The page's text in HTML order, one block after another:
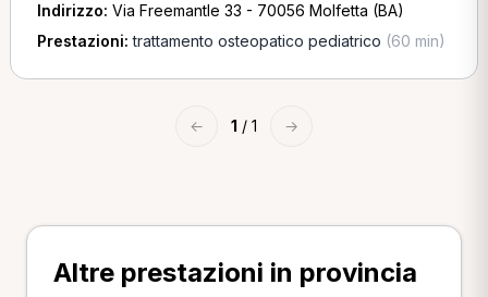
Indirizzo: Via Freemantle 33 - 70056 Molfetta (BA)
Prestazioni:trattamento osteopatico pediatrico (60 min)
← 1 / 1 →
Altre prestazioni in provincia